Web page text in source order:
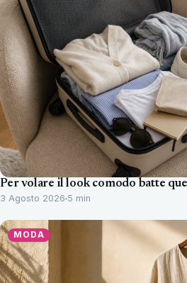
Per volare il look comodo batte
3 Agosto 2026 5 min
MODA